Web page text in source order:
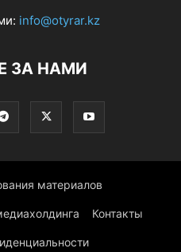
info@otyrar.kz
ЗА НАМИ
материалов
Контакты